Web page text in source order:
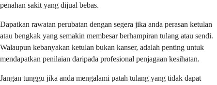
penahan sakit yang dijual bebas.
Dapatkan rawatan perubatan dengan segera jika anda perasan ketulan
atau bengkak yang semakin membesar berhampiran tulang atau sendi.
Walaupun kebanyakan ketulan bukan kanser, adalah penting untuk
mendapatkan penilaian daripada profesional penjagaan kesihatan.
Jangan tunggu jika anda mengalami patah tulang yang tidak dapat